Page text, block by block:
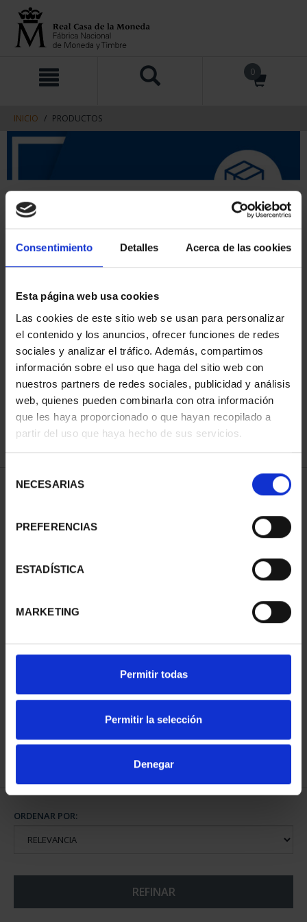
Consentimiento Detalles Acerca de las cookies
Esta página web usa cookies
Las cookies de este sitio web se usan para personalizar
el contenido y los anuncios, ofrecer funciones de redes
sociales y analizar el tráfico. Además, compartimos
información sobre el uso que haga del sitio web con
nuestros partners de redes sociales, publicidad y análisis
web, quienes pueden combinarla con otra información
que les haya proporcionado o que hayan recopilado a
partir del uso que haya hecho de sus servicios.
NECESARIAS
PREFERENCIAS
ESTADÍSTICA
MARKETING
Permitir todas
Permitir la selección
Denegar
contenido
navegacin
0
INICIO PRODUCTOS
ORDENAR POR:
REFINAR
2 Productos encontrados
CAPITALES ESPAÑOLAS
73,00 €
CAPITALES ESPAÑOLAS
73,00 €
ORDENAR POR:
REFINAR